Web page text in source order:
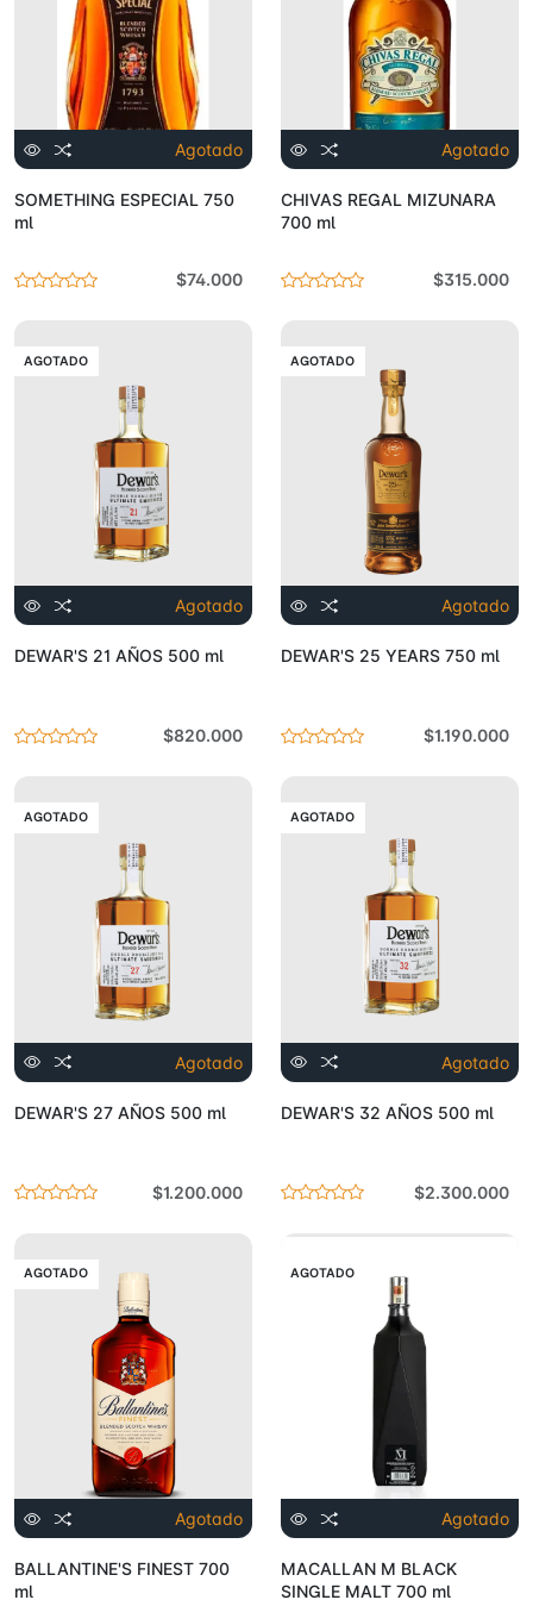
Agotado
SOMETHING ESPECIAL 750
ml
$74.000
Agotado
CHIVAS REGAL MIZUNARA
700 ml
$315.000
AGOTADO
Agotado
DEWAR'S 21 AÑOS 500 ml
$820.000
AGOTADO
Agotado
DEWAR'S 25 YEARS 750 ml
$1.190.000
AGOTADO
Agotado
DEWAR'S 27 AÑOS 500 ml
$1.200.000
AGOTADO
Agotado
DEWAR'S 32 AÑOS 500 ml
$2.300.000
AGOTADO
Agotado
BALLANTINE'S FINEST 700
ml
AGOTADO
Agotado
MACALLAN M BLACK
SINGLE MALT 700 ml